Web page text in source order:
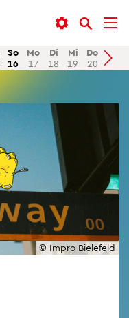
Suchen
So
16
Mo
17
Di
18
Mi
19
Do
20
Fr
21
© Impro Bie­le­feld